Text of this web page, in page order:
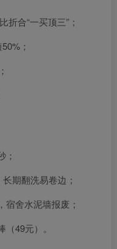
折合“一买顶三”；
；
；
期翻洗易卷边；
宿舍水泥墙报废；
49元）。